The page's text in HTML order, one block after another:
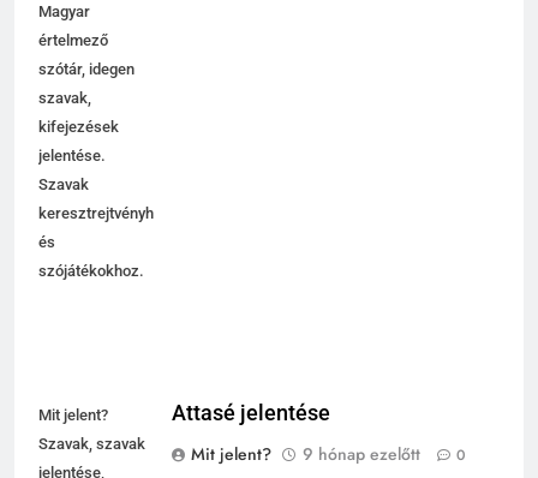
Magyar
értelmező
szótár, idegen
szavak,
kifejezések
jelentése.
Szavak
keresztrejtvényhez
és
szójátékokhoz.
Mit jelent?
Szavak, szavak
jelentése,
Attasé jelentése
Mit jelent?
9 hónap ezelőtt 0